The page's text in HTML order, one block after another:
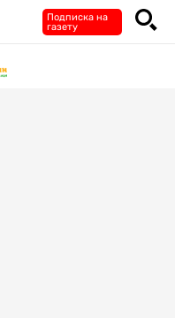
Подписка на
газету